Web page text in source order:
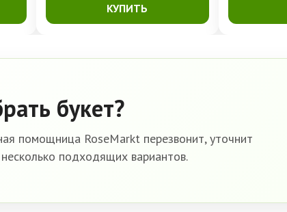
КУПИТЬ
букет?
помощница RoseMarkt перезвонит, уточнит
подходящих вариантов.